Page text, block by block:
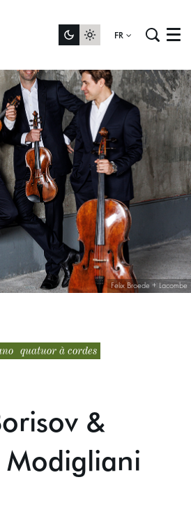
FR Menu
Felix Broede + Lacombe
quatuor à cordes
&